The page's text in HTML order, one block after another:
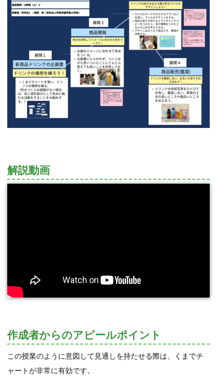
解説動画
作成者からのアピールポイント
この授業のように意図して見通しを持たせる際は、くまでチ
ャートが非常に有効です。